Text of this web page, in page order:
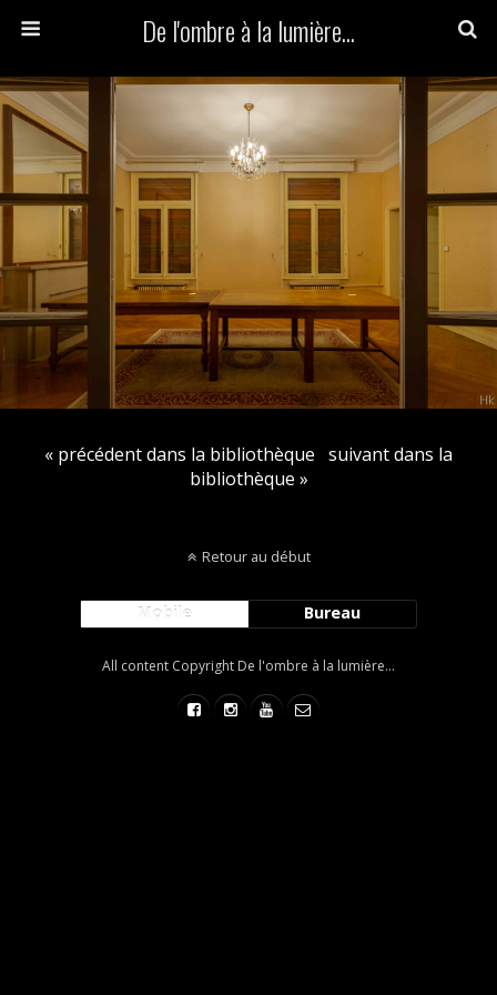
De l'ombre à la lumière...
« précédent dans la bibliothèque suivant dans la
bibliothèque »
Retour au début
Mobile Bureau
All content Copyright De l'ombre à la lumière...